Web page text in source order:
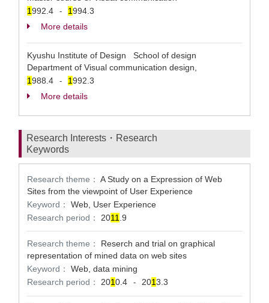
1992.4 - 1994.3
More details
Kyushu Institute of Design School of design
Department of Visual communication design,
1988.4 - 1992.3
More details
Research Interests・Research
Keywords
Research theme： A Study on a Expression of Web
Sites from the viewpoint of User Experience
Keyword：
Web, User Experience
Research period：
2011 .9
Research theme：
Reserch and trial on graphical
representation of mined data on web sites
Keyword：
Web, data mining
Research period：
2010.4 - 2013.3